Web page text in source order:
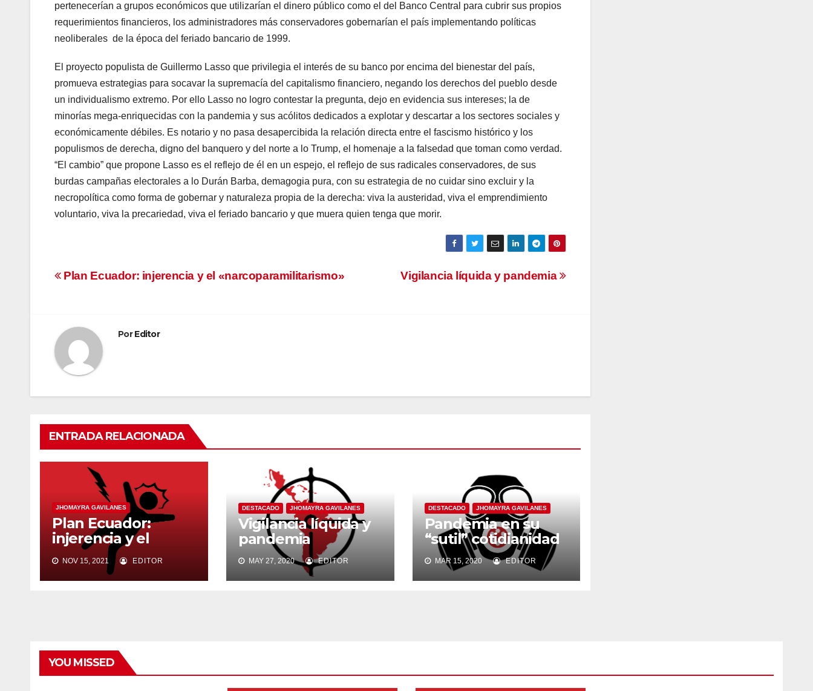
pertenecerían a grupos económicos que utilizarían el dinero público como el del Banco Central para cubrir sus propios
requerimientos financieros, los administradores más conservadores gobernarían el país implementando políticas
neoliberales de la época del feriado bancario de 1999.
El proyecto populista de Guillermo Lasso que privilegia el interés de su banco por encima del bienestar del país,
promueva estrategias para socavar la supremacía del capitalismo financiero, negando los derechos del pueblo desde
un individualismo extremo. Por ello Lasso no logro contestar la pregunta, dejo en evidencia sus intereses; la de
minorías mega-enriquecidas con la pandemia y sus acólitos dedicados a explotar y descartar a los sectores sociales y
económicamente débiles. Es notario y no pasa desapercibida la relación directa entre el fascismo histórico y los
populismos de derecha, digno del banquero y del norte a lo Trump, el homenaje a la falsedad que toman como verdad.
“El cambio” que propone Lasso es el reflejo de él en un espejo, el reflejo de sus radicales conservadores, de sus
burdas campañas electorales a lo Durán Barba, demagogia pura, con su estrategia de no cuidar sino excluir y la
necropolítica como forma de gobernar y naturaleza propia de la derecha: viva la austeridad, viva el emprendimiento
voluntario, viva la precariedad, viva el feriado bancario y que muera quien tenga que morir.
Navegación
entradas
Vigilancia líquida y pandemia
Plan Ecuador: injerencia y el «narcoparamilitarismo»
PorEditor
ENTRADA RELACIONADA
JHOMAYRA GAVILANES
Plan Ecuador:
injerencia y el
«narcoparamilitaris
mo»
NOV 15, 2021 EDITOR
DESTACADO JHOMAYRA GAVILANES
Vigilancia líquida y
pandemia
MAY 27, 2020 EDITOR
DESTACADO JHOMAYRA GAVILANES
Pandemia en su
“sutil” cotidianidad
MAR 15, 2020 EDITOR
YOU MISSED